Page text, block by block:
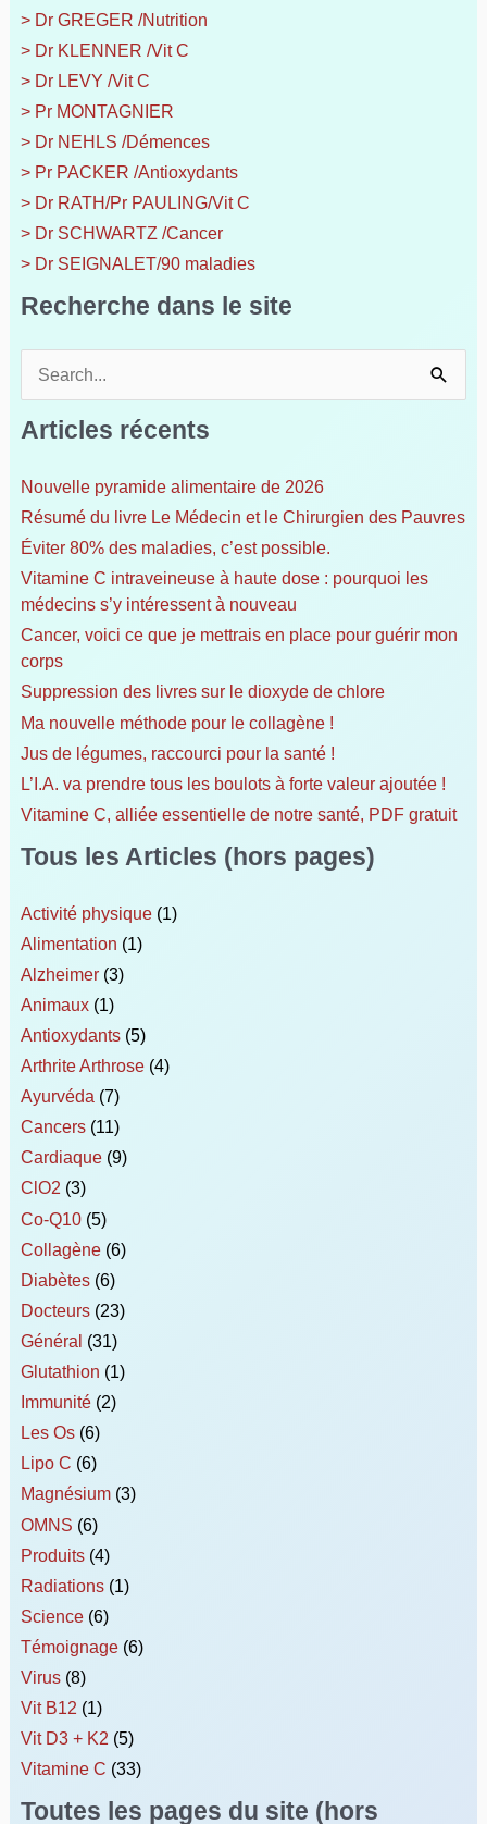
> Dr GREGER /Nutrition
> Dr KLENNER /Vit C
> Dr LEVY /Vit C
> Pr MONTAGNIER
> Dr NEHLS /Démences
> Pr PACKER /Antioxydants
> Dr RATH/Pr PAULING/Vit C
> Dr SCHWARTZ /Cancer
> Dr SEIGNALET/90 maladies
Recherche dans le site
h
r
c
h
e
r
Articles récents
Nouvelle pyramide alimentaire de 2026
Résumé du livre Le Médecin et le Chirurgien des Pauvres
Éviter 80% des maladies, c’est possible.
Vitamine C intraveineuse à haute dose : pourquoi les
médecins s’y intéressent à nouveau
Cancer, voici ce que je mettrais en place pour guérir mon
corps
Suppression des livres sur le dioxyde de chlore
Ma nouvelle méthode pour le collagène !
Jus de légumes, raccourci pour la santé !
L’I.A. va prendre tous les boulots à forte valeur ajoutée !
Vitamine C, alliée essentielle de notre santé, PDF gratuit
Tous les Articles (hors pages)
Activité physique(1)
Alimentation (1)
Alzheimer(3)
Animaux(1)
Antioxydants(5)
Arthrite Arthrose(4)
Ayurvéda (7)
Cancers(11)
Cardiaque(9)
ClO2 (3)
Co-Q10(5)
Collagène(6)
Diabètes(6)
Docteurs(23)
Général (31)
Glutathion (1)
Immunité(2)
Les Os(6)
Lipo C (6)
Magnésium(3)
OMNS (6)
Produits(4)
Radiations(1)
Science(6)
Témoignage(6)
Virus(8)
Vit B12 (1)
Vit D3 + K2 (5)
Vitamine C (33)
Toutes les pages du site (hors